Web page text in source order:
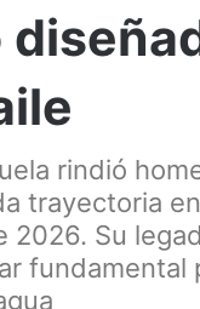
rindió
trayectoria
2026. Su